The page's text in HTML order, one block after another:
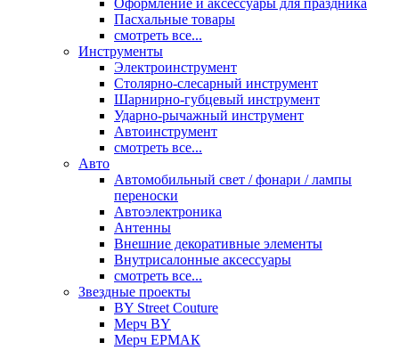
Оформление и аксессуары для праздника
Пасхальные товары
смотреть все...
Инструменты
Электроинструмент
Столярно-слесарный инструмент
Шарнирно-губцевый инструмент
Ударно-рычажный инструмент
Автоинструмент
смотреть все...
Авто
Автомобильный свет / фонари / лампы
переноски
Автоэлектроника
Антенны
Внешние декоративные элементы
Внутрисалонные аксессуары
смотреть все...
Звездные проекты
BY Street Couture
Мерч BY
Мерч ЕРМАК